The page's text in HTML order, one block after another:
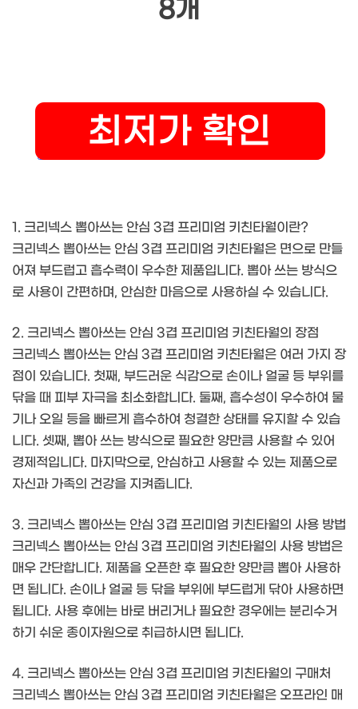
8개
1. 크리넥스 뽑아쓰는 안심 3겹 프리미엄 키친타월이란?
크리넥스 뽑아쓰는 안심 3겹 프리미엄 키친타월은 면으로 만들
어져 부드럽고 흡수력이 우수한 제품입니다. 뽑아 쓰는 방식으
로 사용이 간편하며, 안심한 마음으로 사용하실 수 있습니다.
2. 크리넥스 뽑아쓰는 안심 3겹 프리미엄 키친타월의 장점
크리넥스 뽑아쓰는 안심 3겹 프리미엄 키친타월은 여러 가지 장
점이 있습니다. 첫째, 부드러운 식감으로 손이나 얼굴 등 부위를
닦을 때 피부 자극을 최소화합니다. 둘째, 흡수성이 우수하여 물
기나 오일 등을 빠르게 흡수하여 청결한 상태를 유지할 수 있습
니다. 셋째, 뽑아 쓰는 방식으로 필요한 양만큼 사용할 수 있어
경제적입니다. 마지막으로, 안심하고 사용할 수 있는 제품으로
자신과 가족의 건강을 지켜줍니다.
3. 크리넥스 뽑아쓰는 안심 3겹 프리미엄 키친타월의 사용 방법
크리넥스 뽑아쓰는 안심 3겹 프리미엄 키친타월의 사용 방법은
매우 간단합니다. 제품을 오픈한 후 필요한 양만큼 뽑아 사용하
면 됩니다. 손이나 얼굴 등 닦을 부위에 부드럽게 닦아 사용하면
됩니다. 사용 후에는 바로 버리거나 필요한 경우에는 분리수거
하기 쉬운 종이자원으로 취급하시면 됩니다.
4. 크리넥스 뽑아쓰는 안심 3겹 프리미엄 키친타월의 구매처
크리넥스 뽑아쓰는 안심 3겹 프리미엄 키친타월은 오프라인 매